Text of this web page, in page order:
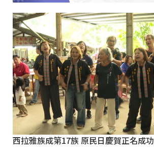
西拉雅族成第17族 原民日慶賀正名成功